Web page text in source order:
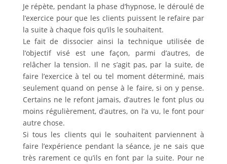
Je répète, pendant la phase d’hypnose, le déroulé de
l’exercice pour que les clients puissent le refaire par
la suite à chaque fois qu’ils le souhaitent.
Le fait de dissocier ainsi la technique utilisée de
l’objectif visé est une façon, parmi d’autres, de
relâcher la tension. Il ne s’agit pas, par la suite, de
faire l’exercice à tel ou tel moment déterminé, mais
seulement quand on pense à le faire, si on y pense.
Certains ne le refont jamais, d’autres le font plus ou
moins régulièrement, d’autres, on l’a vu, le font pour
autre chose.
Si tous les clients qui le souhaitent parviennent à
faire l’expérience pendant la séance, je ne sais que
très rarement ce qu’ils en font par la suite. Pour ne